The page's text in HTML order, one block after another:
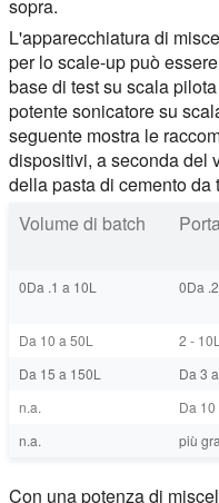
sopra.
L'apparecchiatura di
per lo scale-up può
base di test su scala
potente sonicatore su
seguente mostra le
dispositivi, a seconda del
della pasta di cemento da
Volume di batch
0Da .1 a 10L 0Da
Da 10 a 50L
2 -
Da 15 a 150L
Da 3
n.a.
Da
n.a.
più
Con una potenza di